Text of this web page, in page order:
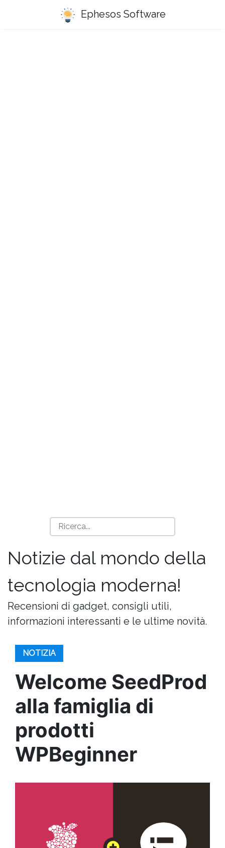
Ephesos Software
Notizie dal mondo della
tecnologia moderna!
Recensioni di gadget, consigli utili,
informazioni interessanti e le ultime novità.
NOTIZIA
Welcome SeedProd
alla famiglia di
prodotti
WPBeginner